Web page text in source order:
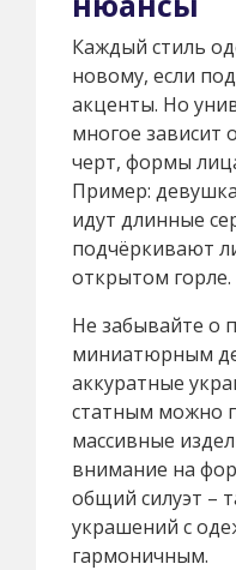
Каждый стиль
новому, если
акценты. Но
многое зависит
черт, формы
Пример:
идут длинные
подчёркивают
открытом горле.
Не забывайте о
миниатюрным
аккуратные
статным можно
массивные
внимание на
общий силуэт –
украшений с
гармоничным.